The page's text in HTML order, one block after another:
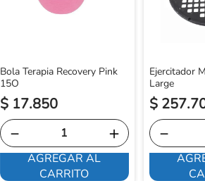
Bola Terapia Recovery Pink
15O
$ 17.850
＋
－
AGREGAR AL
CARRITO
Ejercitador
Large
$ 257.
－